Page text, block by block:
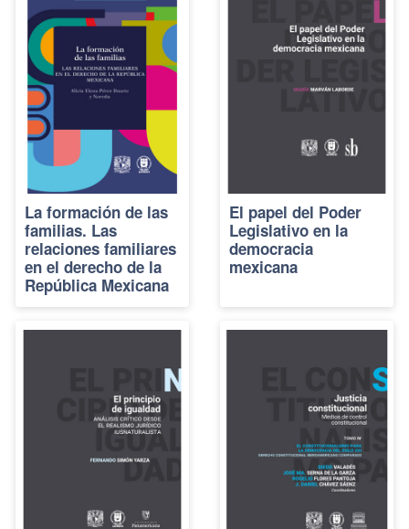
La formación de las
familias. Las
relaciones familiares
en el derecho de la
República Mexicana
El papel del Poder
Legislativo en la
democracia
mexicana